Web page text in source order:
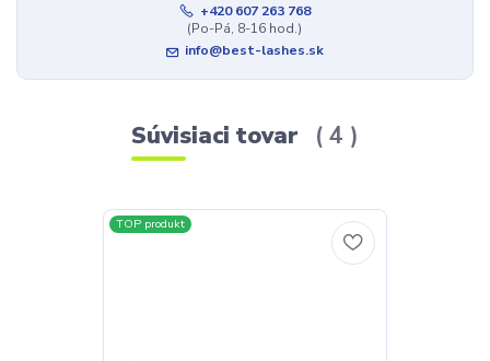
+420 607 263 768
(Po-Pá, 8-16 hod.)
info@best-lashes.sk
Súvisiaci tovar 4
TOP produkt